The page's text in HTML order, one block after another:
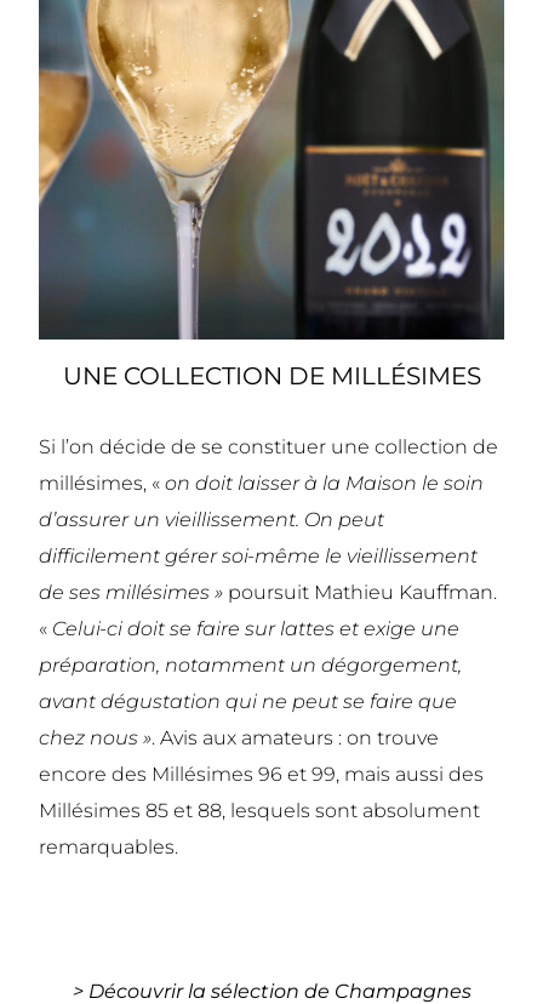
UNE COLLECTION DE MILLÉSIMES
Si l’on décide de se constituer une collection de
millésimes, «on doit laisser à la Maison le soin
d’assurer un vieillissement. On peut
difficilement gérer soi-même le vieillissement
de ses millésimes » poursuit Mathieu Kauffman.
« Celui-ci doit se faire sur lattes et exige une
préparation, notamment un dégorgement,
avant dégustation qui ne peut se faire que
chez nous ». Avis aux amateurs : on trouve
encore des Millésimes 96 et 99, mais aussi des
Millésimes 85 et 88, lesquels sont absolument
remarquables.
> Découvrir la sélection de Champagnes